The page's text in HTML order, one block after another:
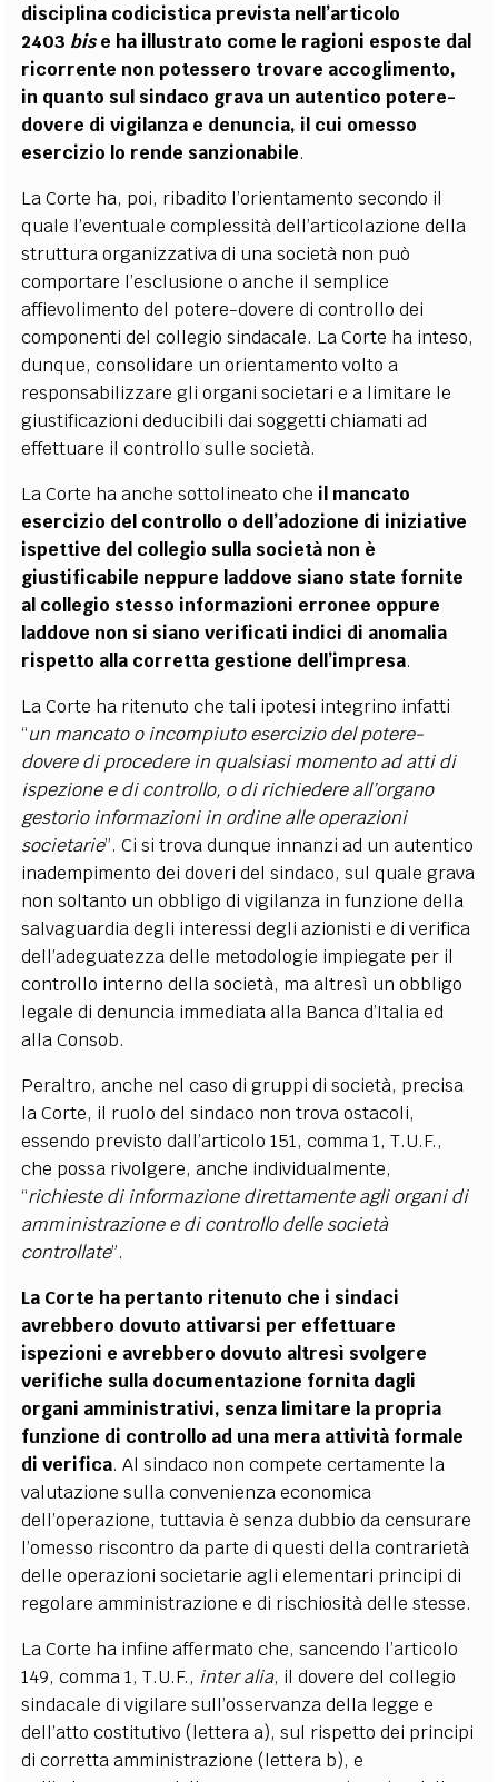
disciplina codicistica prevista nell’articolo
2403bise ha illustrato come le ragioni esposte dal
ricorrente non potessero trovare accoglimento,
in quanto sul sindaco grava un autentico potere-
dovere di vigilanza e denuncia, il cui omesso
esercizio lo rende sanzionabile.
La Corte ha, poi, ribadito l’orientamento secondo il
quale l’eventuale complessità dell’articolazione della
struttura organizzativa di una società non può
comportare l’esclusione o anche il semplice
affievolimento del potere-dovere di controllo dei
componenti del collegio sindacale. La Corte ha inteso,
dunque, consolidare un orientamento volto a
responsabilizzare gli organi societari e a limitare le
giustificazioni deducibili dai soggetti chiamati ad
effettuare il controllo sulle società.
La Corte ha anche sottolineato che il mancato
esercizio del controllo o dell’adozione di iniziative
ispettive del collegio sulla società non è
giustificabile neppure laddove siano state fornite
al collegio stesso informazioni erronee oppure
laddove non si siano verificati indici di anomalia
rispetto alla corretta gestione dell’impresa.
La Corte ha ritenuto che tali ipotesi integrino infatti
“un mancato o incompiuto esercizio del potere-
dovere di procedere in qualsiasi momento ad atti di
ispezione e di controllo, o di richiedere all’organo
gestorio informazioni in ordine alle operazioni
societarie”. Ci si trova dunque innanzi ad un autentico
inadempimento dei doveri del sindaco, sul quale grava
non soltanto un obbligo di vigilanza in funzione della
salvaguardia degli interessi degli azionisti e di verifica
dell’adeguatezza delle metodologie impiegate per il
controllo interno della società, ma altresì un obbligo
legale di denuncia immediata alla Banca d’Italia ed
alla Consob.
Peraltro, anche nel caso di gruppi di società, precisa
la Corte, il ruolo del sindaco non trova ostacoli,
essendo previsto dall’articolo 151, comma 1, T.U.F.,
che possa rivolgere, anche individualmente,
“richieste di informazione direttamente agli organi di
amministrazione e di controllo delle società
controllate”.
La Corte ha pertanto ritenuto che i sindaci
avrebbero dovuto attivarsi per effettuare
ispezioni e avrebbero dovuto altresì svolgere
verifiche sulla documentazione fornita dagli
organi amministrativi, senza limitare la propria
funzione di controllo ad una mera attività formale
di verifica. Al sindaco non compete certamente la
valutazione sulla convenienza economica
dell’operazione, tuttavia è senza dubbio da censurare
l’omesso riscontro da parte di questi della contrarietà
delle operazioni societarie agli elementari principi di
regolare amministrazione e di rischiosità delle stesse.
La Corte ha infine affermato che, sancendo l’articolo
149, comma 1, T.U.F., inter alia, il dovere del collegio
sindacale di vigilare sull’osservanza della legge e
dell’atto costitutivo (lettera a), sul rispetto dei principi
di corretta amministrazione (lettera b), e